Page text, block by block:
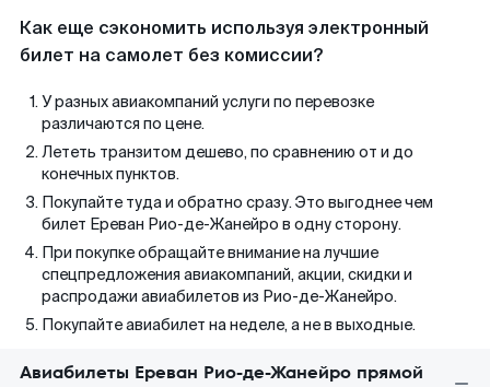
Как еще сэкономить используя электронный
билет на самолет без комиссии?
У разных авиакомпаний услуги по перевозке
различаются по цене.
Лететь транзитом дешево, по сравнению от и до
конечных пунктов.
Покупайте туда и обратно сразу. Это выгоднее чем
билет Ереван Рио-де-Жанейро в одну сторону.
При покупке обращайте внимание на лучшие
спецпредложения авиакомпаний, акции, скидки и
распродажи авиабилетов из Рио-де-Жанейро.
Покупайте авиабилет на неделе, а не в выходные.
Авиабилеты Ереван Рио-де-Жанейро прямой